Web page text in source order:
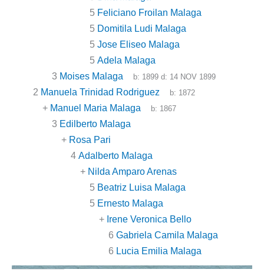
5 Feliciano Froilan Malaga
5 Domitila Ludi Malaga
5 Jose Eliseo Malaga
5 Adela Malaga
3 Moises Malaga b: 1899 d: 14 NOV 1899
2 Manuela Trinidad Rodriguez b: 1872
+ Manuel Maria Malaga b: 1867
3 Edilberto Malaga
+ Rosa Pari
4 Adalberto Malaga
+ Nilda Amparo Arenas
5 Beatriz Luisa Malaga
5 Ernesto Malaga
+ Irene Veronica Bello
6 Gabriela Camila Malaga
6 Lucia Emilia Malaga